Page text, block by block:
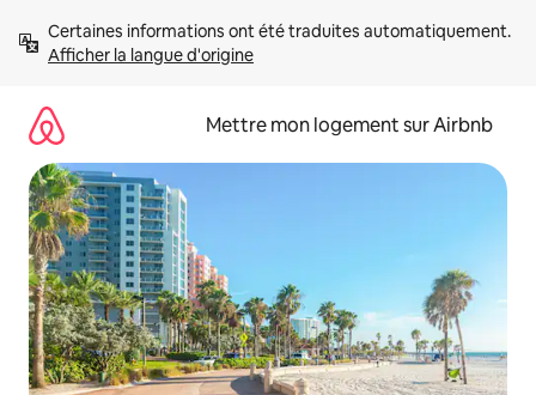
directement
Afficher la langue d'origine
Mettre mon logement sur Airbnb